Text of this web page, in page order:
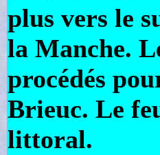
plus vers le
la Manche.
procédés
Brieuc. Le
littoral.